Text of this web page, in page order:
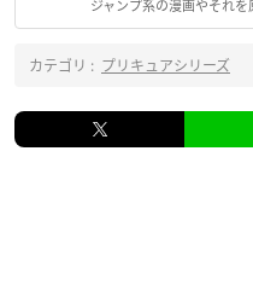
ジャンプ系の漫画やそれを
カテゴリ : プリキュアシリーズ